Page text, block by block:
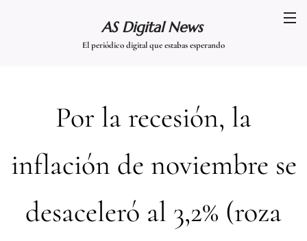
AS Digital News
El periódico digital que estabas esperando
Por la recesión, la
inflación de noviembre se
desaceleró al 3,2% (roza